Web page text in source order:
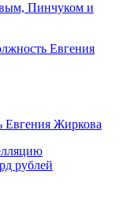
Пинчуком и
Евгения Жиркова